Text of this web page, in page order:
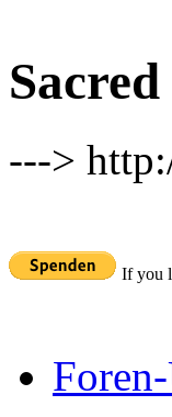
--->
If you